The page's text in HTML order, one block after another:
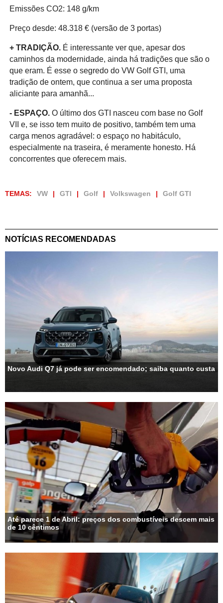
Emissões CO2: 148 g/km
Preço desde: 48.318 € (versão de 3 portas)
+ TRADIÇÃO.É interessante ver que, apesar dos
caminhos da modernidade, ainda há tradições que são o
que eram. É esse o segredo do VW Golf GTI, uma
tradição de ontem, que continua a ser uma proposta
aliciante para amanhã...
- ESPAÇO.O último dos GTI nasceu com base no Golf
VII e, se isso tem muito de positivo, também tem uma
carga menos agradável: o espaço no habitáculo,
especialmente na traseira, é meramente honesto. Há
concorrentes que oferecem mais.
TEMAS: VW GTI Golf Volkswagen Golf GTI
NOTÍCIAS RECOMENDADAS
Novo Audi Q7 já pode ser encomendado; saiba quanto custa
Até parece 1 de Abril: preços dos combustíveis descem mais
de 10 cêntimos